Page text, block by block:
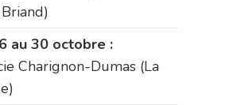
au 30 octobre :
Charignon-Dumas (La